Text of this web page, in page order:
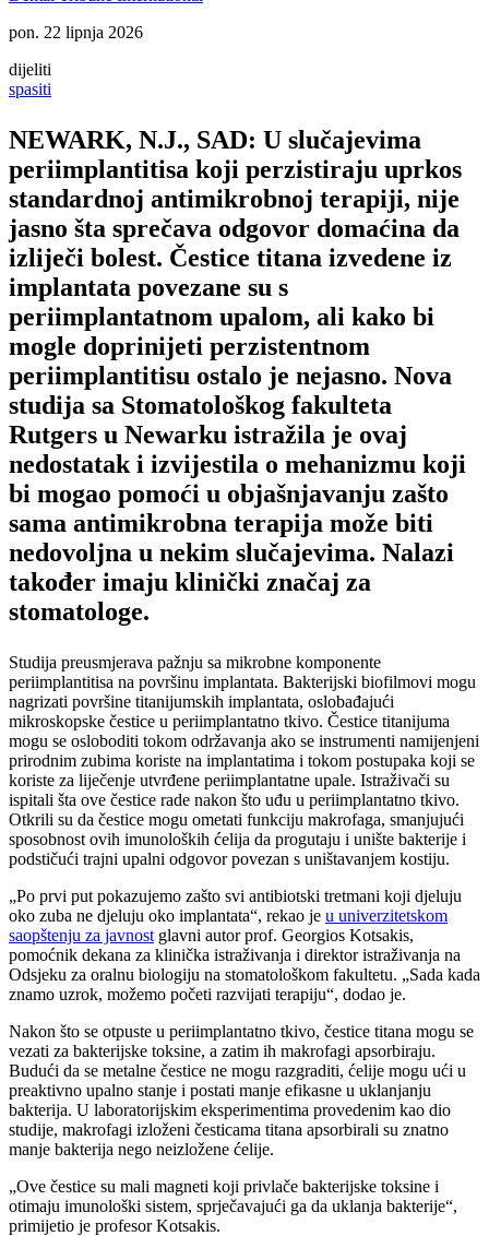
pon. 22 lipnja 2026
dijeliti
spasiti
NEWARK, N.J., SAD: U slučajevima
periimplantitisa koji perzistiraju uprkos
standardnoj antimikrobnoj terapiji, nije
jasno šta sprečava odgovor domaćina da
izliječi bolest. Čestice titana izvedene iz
implantata povezane su s
periimplantatnom upalom, ali kako bi
mogle doprinijeti perzistentnom
periimplantitisu ostalo je nejasno. Nova
studija sa Stomatološkog fakulteta
Rutgers u Newarku istražila je ovaj
nedostatak i izvijestila o mehanizmu koji
bi mogao pomoći u objašnjavanju zašto
sama antimikrobna terapija može biti
nedovoljna u nekim slučajevima. Nalazi
također imaju klinički značaj za
stomatologe.
Studija preusmjerava pažnju sa mikrobne komponente
periimplantitisa na površinu implantata. Bakterijski biofilmovi mogu
nagrizati površine titanijumskih implantata, oslobađajući
mikroskopske čestice u periimplantatno tkivo. Čestice titanijuma
mogu se osloboditi tokom održavanja ako se instrumenti namijenjeni
prirodnim zubima koriste na implantatima i tokom postupaka koji se
koriste za liječenje utvrđene periimplantatne upale. Istraživači su
ispitali šta ove čestice rade nakon što uđu u periimplantatno tkivo.
Otkrili su da čestice mogu ometati funkciju makrofaga, smanjujući
sposobnost ovih imunoloških ćelija da progutaju i unište bakterije i
podstičući trajni upalni odgovor povezan s uništavanjem kostiju.
„Po prvi put pokazujemo zašto svi antibiotski tretmani koji djeluju
oko zuba ne djeluju oko implantata“, rekao je u univerzitetskom
saopštenju za javnost glavni autor prof. Georgios Kotsakis,
pomoćnik dekana za klinička istraživanja i direktor istraživanja na
Odsjeku za oralnu biologiju na stomatološkom fakultetu. „Sada kada
znamo uzrok, možemo početi razvijati terapiju“, dodao je.
Nakon što se otpuste u periimplantatno tkivo, čestice titana mogu se
vezati za bakterijske toksine, a zatim ih makrofagi apsorbiraju.
Budući da se metalne čestice ne mogu razgraditi, ćelije mogu ući u
preaktivno upalno stanje i postati manje efikasne u uklanjanju
bakterija. U laboratorijskim eksperimentima provedenim kao dio
studije, makrofagi izloženi česticama titana apsorbirali su znatno
manje bakterija nego neizložene ćelije.
„Ove čestice su mali magneti koji privlače bakterijske toksine i
otimaju imunološki sistem, sprječavajući ga da uklanja bakterije“,
primijetio je profesor Kotsakis.